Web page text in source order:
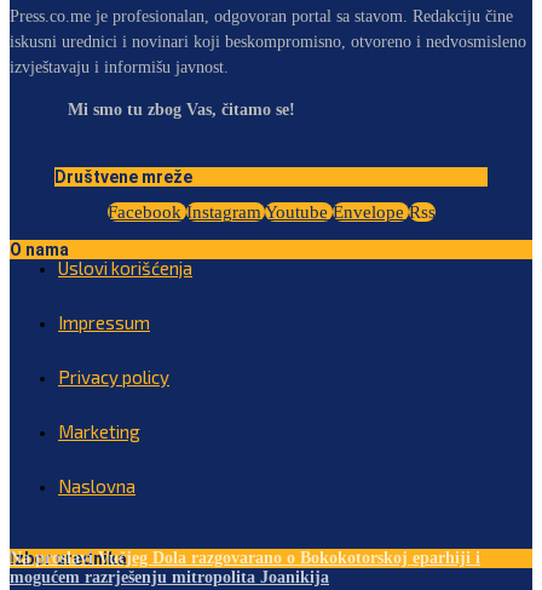
Press.co.me je profesionalan, odgovoran portal sa stavom. Redakciju čine
iskusni urednici i novinari koji beskompromisno, otvoreno i nedvosmisleno
izvještavaju i informišu javnost.
Mi smo tu zbog Vas, čitamo se!
Društvene mreže
Facebook Instagram Youtube Envelope Rss
O nama
Uslovi korišćenja
Impressum
Privacy policy
Marketing
Naslovna
Izbor urednika
Na proslavi Vučjeg Dola razgovarano o Bokokotorskoj eparhiji i
mogućem razrješenju mitropolita Joanikija